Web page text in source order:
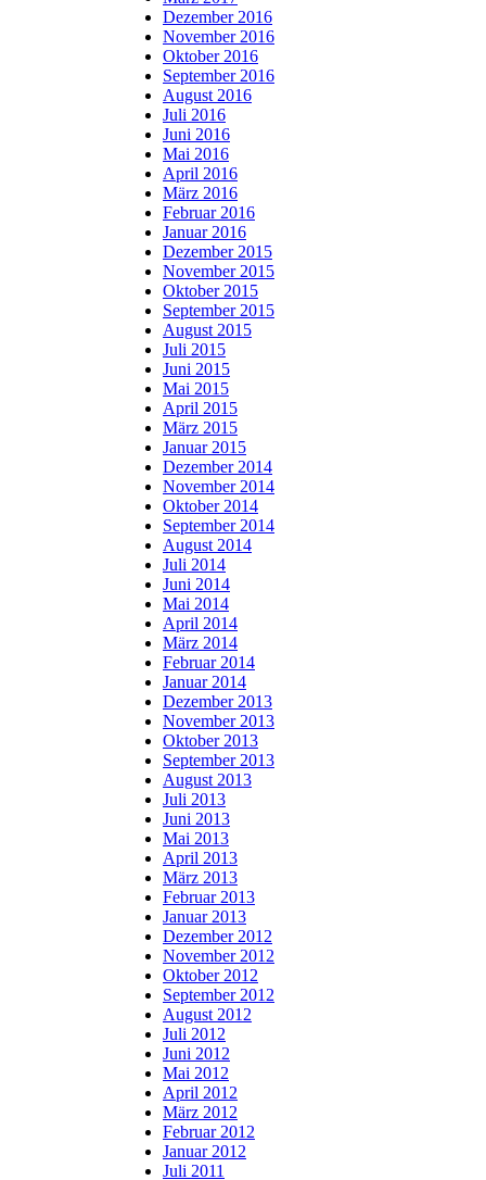
Dezember 2016
November 2016
Oktober 2016
September 2016
August 2016
Juli 2016
Juni 2016
Mai 2016
April 2016
März 2016
Februar 2016
Januar 2016
Dezember 2015
November 2015
Oktober 2015
September 2015
August 2015
Juli 2015
Juni 2015
Mai 2015
April 2015
März 2015
Januar 2015
Dezember 2014
November 2014
Oktober 2014
September 2014
August 2014
Juli 2014
Juni 2014
Mai 2014
April 2014
März 2014
Februar 2014
Januar 2014
Dezember 2013
November 2013
Oktober 2013
September 2013
August 2013
Juli 2013
Juni 2013
Mai 2013
April 2013
März 2013
Februar 2013
Januar 2013
Dezember 2012
November 2012
Oktober 2012
September 2012
August 2012
Juli 2012
Juni 2012
Mai 2012
April 2012
März 2012
Februar 2012
Januar 2012
Juli 2011